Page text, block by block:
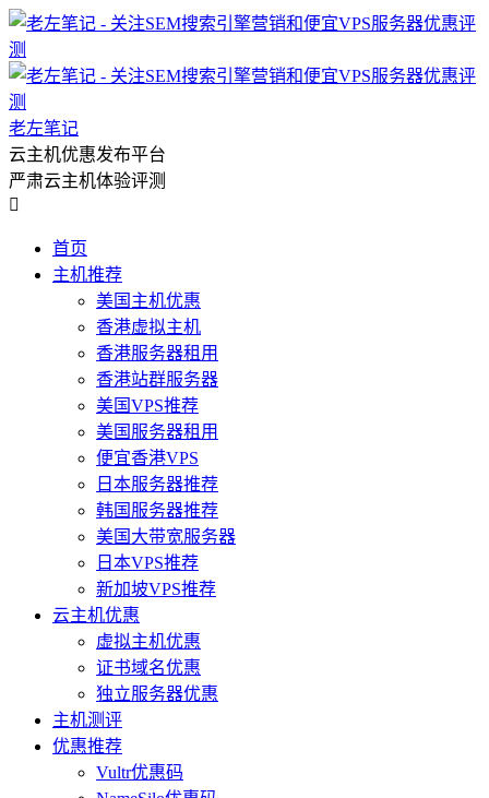
老左笔记
云主机优惠发布平台
严肃云主机体验评测

首页
主机推荐
美国主机优惠
香港虚拟主机
香港服务器租用
香港站群服务器
美国VPS推荐
美国服务器租用
便宜香港VPS
日本服务器推荐
韩国服务器推荐
美国大带宽服务器
日本VPS推荐
新加坡VPS推荐
云主机优惠
虚拟主机优惠
证书域名优惠
独立服务器优惠
主机测评
优惠推荐
Vultr优惠码